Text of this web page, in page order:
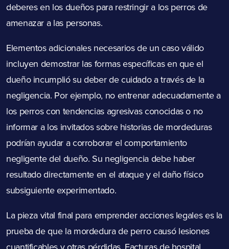
deberes en los dueños para restringir a los perros de
amenazar a las personas.
Elementos adicionales necesarios de un caso válido
incluyen demostrar las formas específicas en que el
dueño incumplió su deber de cuidado a través de la
negligencia. Por ejemplo, no entrenar adecuadamente a
los perros con tendencias agresivas conocidas o no
informar a los invitados sobre historias de mordeduras
podrían ayudar a corroborar el comportamiento
negligente del dueño. Su negligencia debe haber
resultado directamente en el ataque y el daño físico
subsiguiente experimentado.
La pieza vital final para emprender acciones legales es la
prueba de que la mordedura de perro causó lesiones